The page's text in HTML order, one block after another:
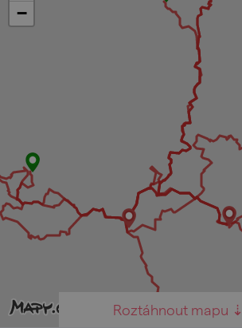
−
Leaflet
Roztáhnout mapu ⇣